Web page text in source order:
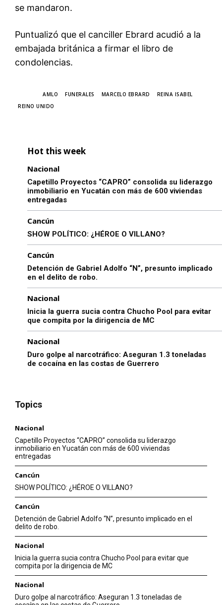
se mandaron.
Puntualizó que el canciller Ebrard acudió a la
embajada británica a firmar el libro de
condolencias.
AMLO FUNERALES MARCELO EBRARD
REINA ISABEL
REINO UNIDO
Hot this week
Nacional
Capetillo Proyectos “CAPRO” consolida su liderazgo
inmobiliario en Yucatán con más de 600 viviendas
entregadas
Cancún
SHOW POLÍTICO: ¿HÉROE O VILLANO?
Cancún
Detención de Gabriel Adolfo “N”, presunto implicado
en el delito de robo.
Nacional
Inicia la guerra sucia contra Chucho Pool para evitar
que compita por la dirigencia de MC
Nacional
Duro golpe al narcotráfico: Aseguran 1.3 toneladas
de cocaína en las costas de Guerrero
Topics
Nacional
Capetillo Proyectos “CAPRO” consolida su liderazgo
inmobiliario en Yucatán con más de 600 viviendas
entregadas
Cancún
SHOW POLÍTICO: ¿HÉROE O VILLANO?
Cancún
Detención de Gabriel Adolfo “N”, presunto implicado en el
delito de robo.
Nacional
Inicia la guerra sucia contra Chucho Pool para evitar que
compita por la dirigencia de MC
Nacional
Duro golpe al narcotráfico: Aseguran 1.3 toneladas de